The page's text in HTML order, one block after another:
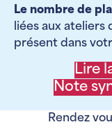
Le nombre de
liées aux
présent dans
Lire
Note
Rendez